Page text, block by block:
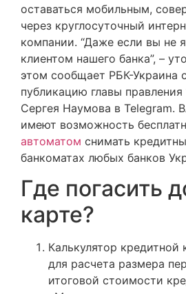
оставаться мобильным,
через круглосуточный
компании. “Даже если вы не
клиентом нашего банка”, –
этом сообщает РБК-Украина
публикацию главы
Сергея Наумова в Telegram.
имеют возможность
автоматом снимать
банкоматах любых банков
Где погасить
карте?
Калькулятор
для расчета размера
итоговой стоимости